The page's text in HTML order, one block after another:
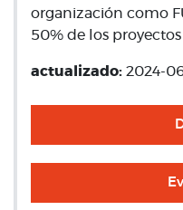
organización como
50% de los
actualizado: 2024-